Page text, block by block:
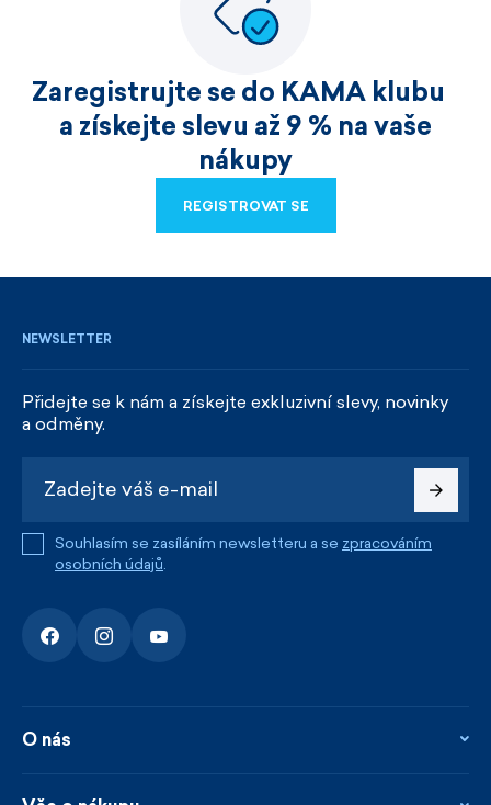
Zaregistrujte se do KAMA klubu
a získejte slevu až 9 % na vaše
nákupy
REGISTROVAT SE
NEWSLETTER
Přidejte se k nám a získejte exkluzivní slevy, novinky
a odměny.
Souhlasím se zasíláním newsletteru a se zpracováním
osobních údajů.
O nás